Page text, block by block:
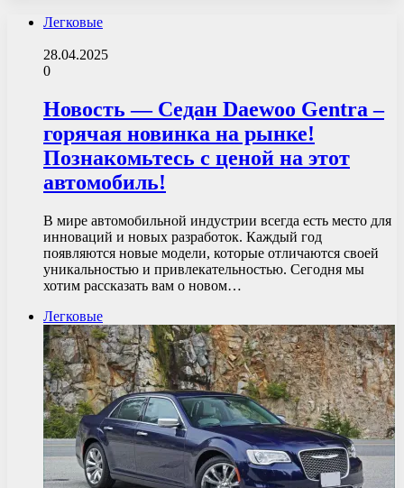
Легковые
28.04.2025
0
Новость — Седан Daewoo Gentra –
горячая новинка на рынке!
Познакомьтесь с ценой на этот
автомобиль!
В мире автомобильной индустрии всегда есть место для
инноваций и новых разработок. Каждый год
появляются новые модели, которые отличаются своей
уникальностью и привлекательностью. Сегодня мы
хотим рассказать вам о новом…
Легковые